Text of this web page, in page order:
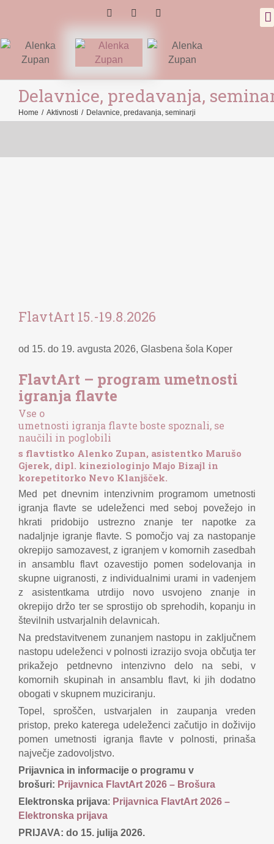
Delavnice, predavanja,
Home / Aktivnosti / Delavnice, predavanja, seminarji
FlavtArt 15.-19.8.2026
od 15. do 19. avgusta 2026, Glasbena šola Koper
FlavtArt – program umetnosti
igranja flavte
Vse o
umetnosti igranja flavte boste spoznali, se
naučili in poglobili
s flavtistko Alenko Zupan, asistentko Marušo
Gjerek, dipl. kineziologinjo Majo Bizajl in
korepetitorko Nevo Klanjšček.
Med pet dnevnim intenzivnim programom umetnosti
igranja flavte se udeleženci med seboj povežejo in
hkrati pridobijo ustrezno znanje ter napotke za
nadaljnje igranje flavte. S pomočjo vaj za nastopanje
okrepijo samozavest, z igranjem v komornih zasedbah
in ansamblu flavt ozavestijo pomen sodelovanja in
skupne uigranosti, z individualnimi urami in vadenjem
z asistentkama utrdijo novo usvojeno znanje in
okrepijo držo ter se sprostijo ob sprehodih, kopanju in
številnih ustvarjalnih delavnicah.
Na predstavitvenem zunanjem nastopu in zaključnem
nastopu udeleženci v polnosti izrazijo svoja občutja ter
prikažejo petdnevno intenzivno delo na sebi, v
komornih skupinah in ansamblu flavt, ki jih dodatno
obogati v skupnem muziciranju.
Topel, sproščen, ustvarjalen in zaupanja vreden
pristop, preko katerega udeleženci začutijo in doživijo
pomen umetnosti igranja flavte v polnosti, prinaša
največje zadovoljstvo.
Prijavnica in informacije o programu v
brošuri: Prijavnica FlavtArt 2026 – Brošura
Elektronska prijava: Prijavnica FlavtArt 2026 –
Elektronska prijava
PRIJAVA: do 15. julija 2026.